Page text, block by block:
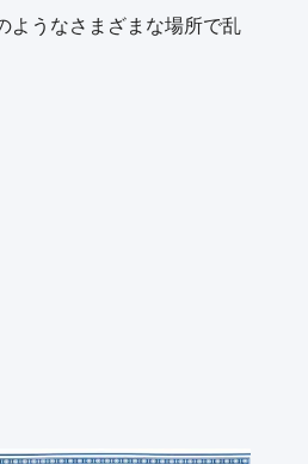
ようなさまざまな場所で乱